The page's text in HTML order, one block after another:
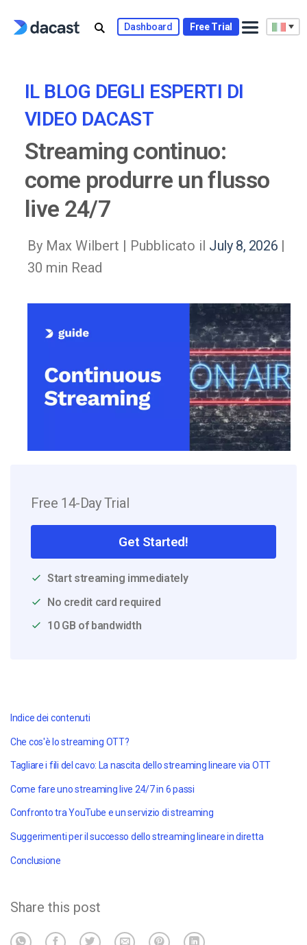
Dashboard Free Trial
IL BLOG DEGLI ESPERTI DI
VIDEO DACAST
Streaming continuo:
come produrre un flusso
live 24/7
By Max Wilbert | Pubblicato il July 8, 2026 |
30 min Read
Free 14-Day Trial
Get Started!
Start streaming immediately
No credit card required
10 GB of bandwidth
Indice dei contenuti
Che cos'è lo streaming OTT?
Tagliare i fili del cavo: La nascita dello streaming lineare via OTT
Come fare uno streaming live 24/7 in 6 passi
Confronto tra YouTube e un servizio di streaming
Suggerimenti per il successo dello streaming lineare in diretta
Conclusione
Share this post